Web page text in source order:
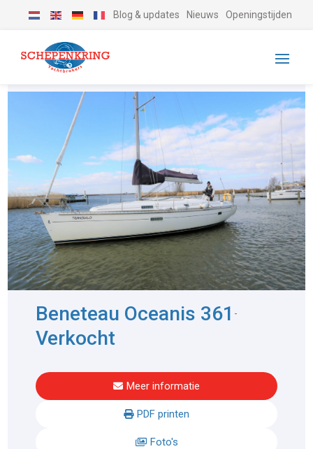
Blog & updates Nieuws Openingstijden
Beneteau Oceanis 361 -
Verkocht
Meer informatie
PDF printen
Foto's